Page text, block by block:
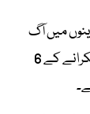
ٹرینوں میں آگ
لگنے کے 26 واقعات، مسافر اور مال بردار ٹرینوں کے ٹکرانے کے 6